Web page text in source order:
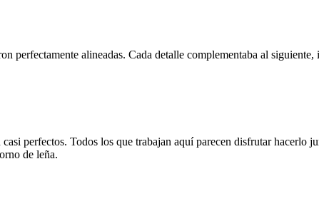
alineadas. Cada detalle complementaba al
perfectos. Todos los que trabajan aquí parecen disfrutar
de leña.